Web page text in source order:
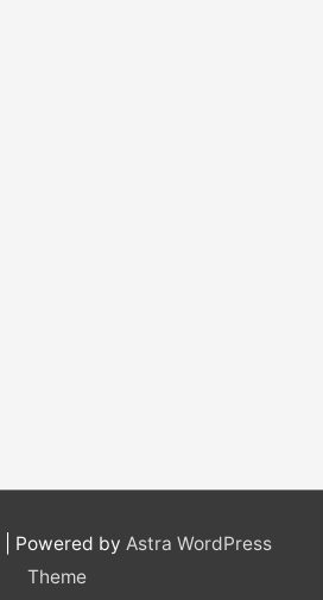
| Powered by Astra WordPress
Theme